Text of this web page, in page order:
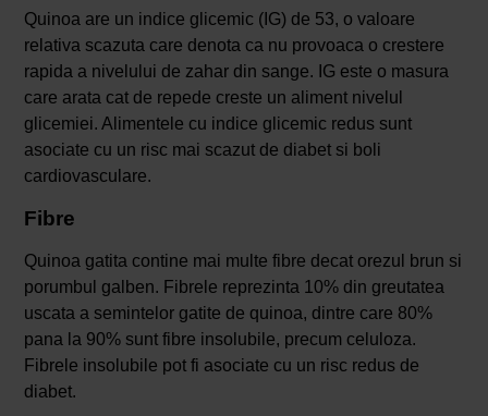
Quinoa are un indice glicemic (IG) de 53, o valoare
relativa scazuta care denota ca nu provoaca o crestere
rapida a nivelului de zahar din sange. IG este o masura
care arata cat de repede creste un aliment nivelul
glicemiei. Alimentele cu indice glicemic redus sunt
asociate cu un risc mai scazut de diabet si boli
cardiovasculare.
Fibre
Quinoa gatita contine mai multe fibre decat orezul brun si
porumbul galben. Fibrele reprezinta 10% din greutatea
uscata a semintelor gatite de quinoa, dintre care 80%
pana la 90% sunt fibre insolubile, precum celuloza.
Fibrele insolubile pot fi asociate cu un risc redus de
diabet.